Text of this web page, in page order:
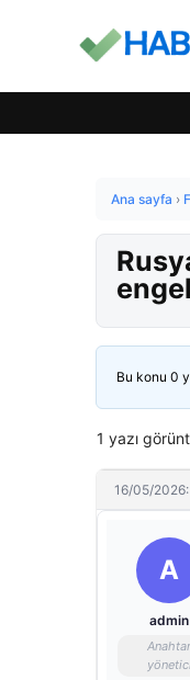
Ana sayfa ›
Bu konu 0
1 yazı
16/05/
A
admin
Anahtar